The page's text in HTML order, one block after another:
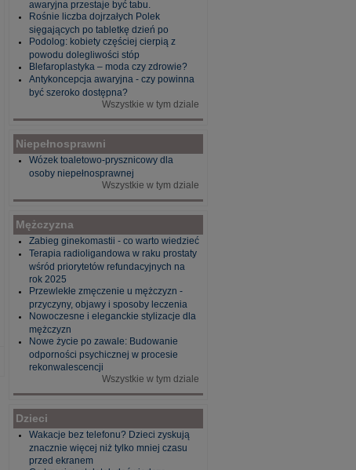
awaryjna przestaje być tabu.
Rośnie liczba dojrzałych Polek
sięgających po tabletkę dzień po
Podolog: kobiety częściej cierpią z
powodu dolegliwości stóp
Blefaroplastyka – moda czy zdrowie?
Antykoncepcja awaryjna - czy powinna
być szeroko dostępna?
Wszystkie w tym dziale
Niepełnosprawni
Wózek toaletowo-prysznicowy dla
osoby niepełnosprawnej
Wszystkie w tym dziale
Mężczyzna
Zabieg ginekomastii - co warto wiedzieć
Terapia radioligandowa w raku prostaty
wśród priorytetów refundacyjnych na
rok 2025
Przewlekłe zmęczenie u mężczyzn -
przyczyny, objawy i sposoby leczenia
Nowoczesne i eleganckie stylizacje dla
mężczyzn
Nowe życie po zawale: Budowanie
odporności psychicznej w procesie
rekonwalescencji
Wszystkie w tym dziale
Dzieci
Wakacje bez telefonu? Dzieci zyskują
znacznie więcej niż tylko mniej czasu
przed ekranem